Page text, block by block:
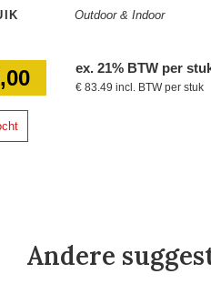
Outdoor & Indoor
ex. 21% BTW per
€ 83.49 incl. BTW per stuk
Andere